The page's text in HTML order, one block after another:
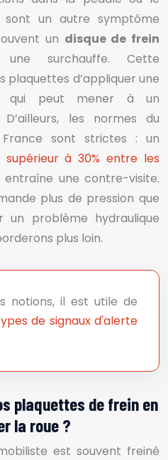
un autre symptôme
un disque de frein
surchauffe. Cette
d’appliquer une
qui peut mener à un
D’ailleurs, les normes du
sont strictes : un
à 30% entre les
entraîne une contre-visite.
plus de pression que
un problème hydraulique
plus loin.
notions, il est utile de
de signaux d'alerte
plaquettes de frein en
la roue ?
est souvent freiné